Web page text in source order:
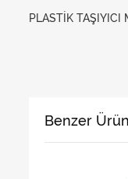
PLASTİK TAŞIYICI
Benzer